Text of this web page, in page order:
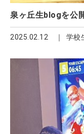
泉ヶ丘生blogを公
2025.02.12 学校